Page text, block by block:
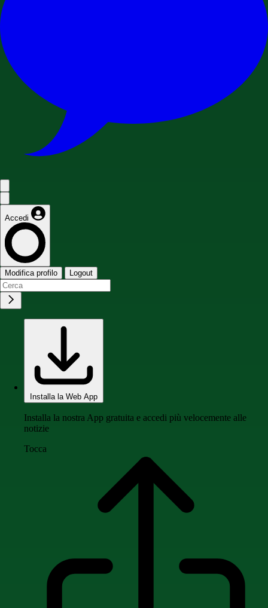
Accedi
Modifica profilo Logout
Installa la Web App
Installa la nostra App gratuita e accedi più velocemente alle
notizie
Tocca